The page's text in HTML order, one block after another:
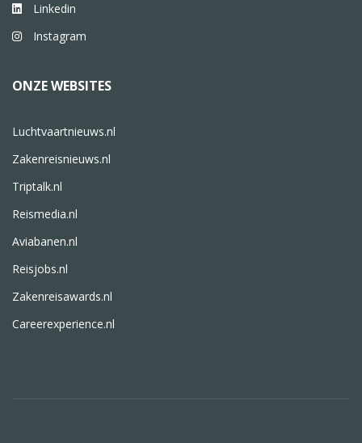
Linkedin
Instagram
ONZE WEBSITES
Luchtvaartnieuws.nl
Zakenreisnieuws.nl
Triptalk.nl
Reismedia.nl
Aviabanen.nl
Reisjobs.nl
Zakenreisawards.nl
Careerexperience.nl